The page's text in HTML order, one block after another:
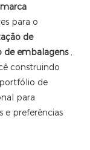
para o
de
de embalagens ,
construindo
de
para
e preferências